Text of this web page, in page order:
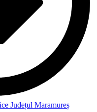
Județul Maramureș